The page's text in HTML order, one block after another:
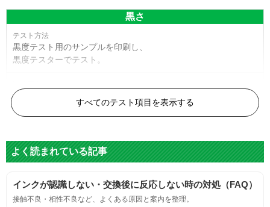
黒さ
黒度テスト用のサンプルを印刷し、
黒度テスターでテスト。
黒度の技術基準に適合する。
標準カラーサンプルを印刷する。
鮮やか、リアル、彩度、シャープなど、
すべてのテスト項目を表示する
よく読まれている記事
インクが認識しない・交換後に反応しない時の対処（FAQ）
接触不良・相性不良など、よくある原因と案内を整理。